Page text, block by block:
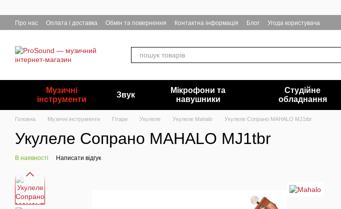
Про нас Оплата і доставка Обмін та повернення Контактна інформація Блог Угода користувача
Музичні
інструменти
Звук
Мікрофони та
навушники
Студійне
обладнання
Головна Музичні інструменти Гітари Укулеле Укулеле Mahalo Укулеле Сопрано MAHALO MJ1tbr
Укулеле Сопрано MAHALO MJ1tbr
В наявності Написати відгук